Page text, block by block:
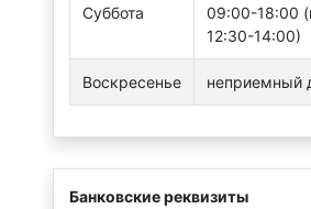
Суббота
09:00-18:00
12:30-14:00)
Воскресенье неприемный
Банковские реквизиты